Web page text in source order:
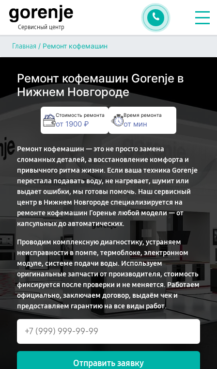
Сервисный центр
Главная / Ремонт кофемашин
Ремонт кофемашин Gorenje в
Нижнем Новгороде
Стоимость ремонта
от 1900 ₽
Время ремонта
от мин
Ремонт кофемашин — это не просто замена
сломанных деталей, а восстановление комфорта и
привычного ритма жизни. Если ваша техника Gorenje
перестала подавать воду, не нагревает, шумит или
выдает ошибки, мы готовы помочь. Наш сервисный
центр в Нижнем Новгороде специализируется на
ремонте кофемашин Горенье любой модели — от
капсульных до автоматических.
Проводим комплексную диагностику, устраняем
неисправности в помпе, термоблоке, электронном
модуле, системе подачи воды. Используем
оригинальные запчасти от производителя, стоимость
фиксируется после проверки и не меняется. Работаем
официально, заключаем договор, выдаём чек и
предоставляем гарантию на все виды работ.
Отправить заявку